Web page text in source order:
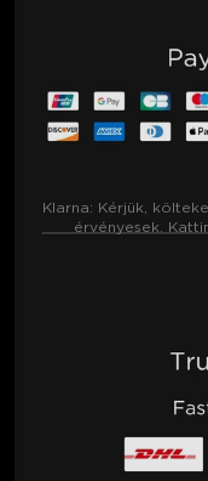
Klarna: Kérjük,
érvényesek.